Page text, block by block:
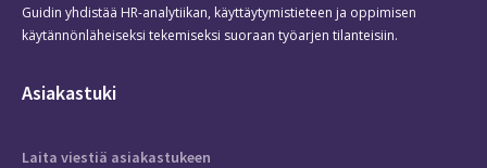
Guidin yhdistää HR-analytiikan, käyttäytymistieteen ja oppimisen
käytännönläheiseksi tekemiseksi suoraan työarjen tilanteisiin.
Asiakastuki
Laita viestiä asiakastukeen